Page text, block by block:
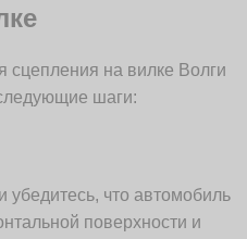
сцепления на вилке Волги
шаги:
убедитесь, что автомобиль
поверхности и